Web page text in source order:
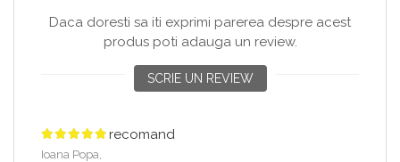
Daca doresti sa iti exprimi parerea despre acest
produs poti adauga un review.
SCRIE UN REVIEW
recomand
Ioana Popa,